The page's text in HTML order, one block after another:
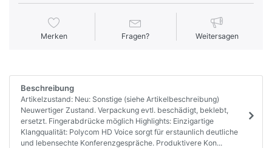
Merken Fragen? Weitersagen
Beschreibung
Artikelzustand: Neu: Sonstige (siehe Artikelbeschreibung)
Neuwertiger Zustand. Verpackung evtl. beschädigt, beklebt,
ersetzt. Fingerabdrücke möglich Highlights: Einzigartige
Klangqualität: Polycom HD Voice sorgt für erstaunlich deutliche
und lebensechte Konferenzgespräche. Produktivere Kon...